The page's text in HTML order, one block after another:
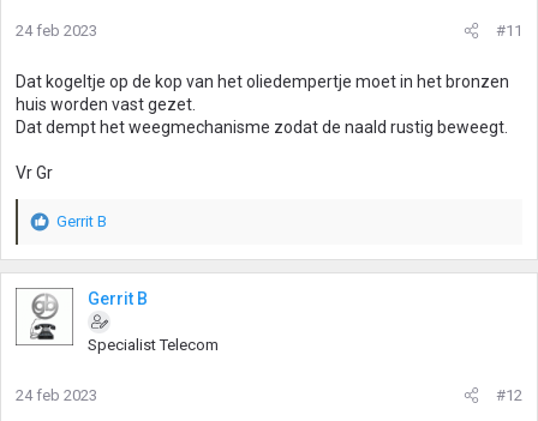
24 feb 2023 #11
Dat kogeltje op de kop van het oliedempertje moet in het bronzen
huis worden vast gezet.
Dat dempt het weegmechanisme zodat de naald rustig beweegt.
Vr Gr
W
a
r
d
e
n
Gerrit B
Gerrit B
Specialist Telecom
24 feb 2023 #12